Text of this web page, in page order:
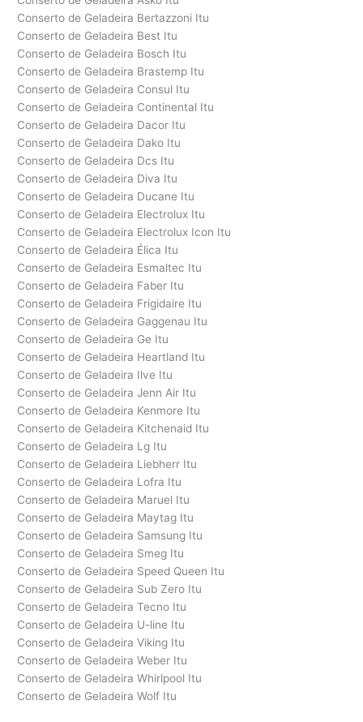
Conserto de Geladeira Bertazzoni Itu
Conserto de Geladeira Best Itu
Conserto de Geladeira Bosch Itu
Conserto de Geladeira Brastemp Itu
Conserto de Geladeira Consul Itu
Conserto de Geladeira Continental Itu
Conserto de Geladeira Dacor Itu
Conserto de Geladeira Dako Itu
Conserto de Geladeira Dcs Itu
Conserto de Geladeira Diva Itu
Conserto de Geladeira Ducane Itu
Conserto de Geladeira Electrolux Itu
Conserto de Geladeira Electrolux Icon Itu
Conserto de Geladeira Élica Itu
Conserto de Geladeira Esmaltec Itu
Conserto de Geladeira Faber Itu
Conserto de Geladeira Frigidaire Itu
Conserto de Geladeira Gaggenau Itu
Conserto de Geladeira Ge Itu
Conserto de Geladeira Heartland Itu
Conserto de Geladeira Ilve Itu
Conserto de Geladeira Jenn Air Itu
Conserto de Geladeira Kenmore Itu
Conserto de Geladeira Kitchenaid Itu
Conserto de Geladeira Lg Itu
Conserto de Geladeira Liebherr Itu
Conserto de Geladeira Lofra Itu
Conserto de Geladeira Maruel Itu
Conserto de Geladeira Maytag Itu
Conserto de Geladeira Samsung Itu
Conserto de Geladeira Smeg Itu
Conserto de Geladeira Speed Queen Itu
Conserto de Geladeira Sub Zero Itu
Conserto de Geladeira Tecno Itu
Conserto de Geladeira U-line Itu
Conserto de Geladeira Viking Itu
Conserto de Geladeira Weber Itu
Conserto de Geladeira Whirlpool Itu
Conserto de Geladeira Wolf Itu